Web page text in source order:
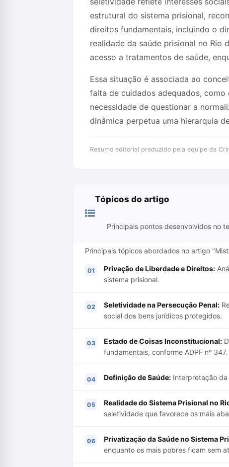
estrutural do sistema prisional,
direitos fundamentais, incluindo o
realidade da saúde prisional no Rio
acesso a tratamentos de saúde,
Essa situação é associada ao
falta de cuidados adequados,
necessidade de questionar a
dinâmica perpetua uma hierarquia
Resumo editorial produzido pela equipe da
Tópicos do artigo
Principais pontos desenvolvidos no
Principais tópicos abordados no artigo
Privação de Liberdade e Direitos:
sistema prisional.
Seletividade na Persecução Penal:
social dos bens jurídicos protegidos.
Estado de Coisas Inconstitucional:
fundamentais, conforme ADPF nº 347.
Definição de Saúde: Interpretação
Realidade do Sistema Prisional no
seletividade que favorece os mais
Privatização da Saúde no Sistema
enquanto os mais pobres ficam sem